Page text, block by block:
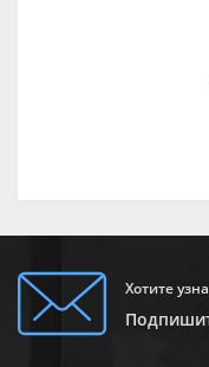
Хотите